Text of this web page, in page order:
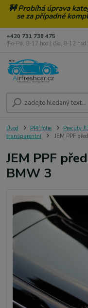
🚧 Probíhá úprava
se za případné
+420 731 738 475
(Po-Pá, 8-17 hod.) (So, 8-12 hod.)
Úvod PPF fólie Precuty
transparentní
JEM PPF
JEM PPF
BMW 3